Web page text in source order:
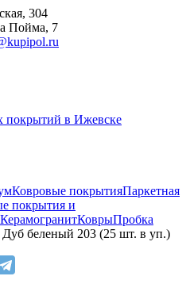
304
Пойма, 7
покрытий в Ижевске
Ковровые покрытияПаркетная
покрытия и
КерамогранитКоврыПробка
беленый 203 (25 шт. в уп.)